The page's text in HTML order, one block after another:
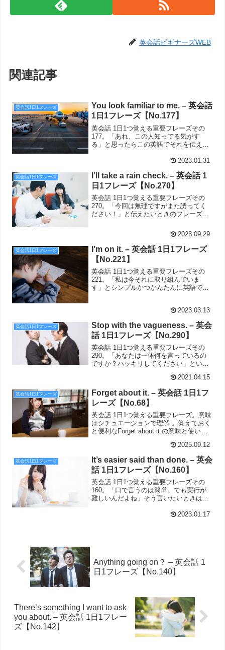
英会話ビギナーズWEB
関連記事
英会話1日1フレーズ
You look familiar to me. – 英会話
1日1フレーズ【No.177】
英会話 1日1つ覚える重要フレーズその
177。「あれ、この人知ってる気がす
る」と思ったらこの英語でそれを伝えよ
2023.01.31
英会話1日1フレーズ
I’ll take a rain check. – 英会話 1
日1フレーズ【No.270】
英会話 1日1つ覚える重要フレーズその
270。「今回は無理ですがまた誘ってく
ださい！」と伝えたいときのフレーズが
2023.09.29
英会話1日1フレーズ
I’m on it. – 英会話 1日1フレーズ
【No.221】
英会話 1日1つ覚える重要フレーズその
221。「私は今それに取り組んでいま
す」とシンプルかつかんたんに英語で言
2023.03.13
英会話1日1フレーズ
Stop with the vagueness. – 英会
話 1日1フレーズ【No.290】
英会話 1日1つ覚える重要フレーズその
290。「あなたは一体何を言っているの
ですか？ハッキリしてください」という
2021.04.15
英会話1日1フレーズ
Forget about it. – 英会話 1日1フ
レーズ【No.68】
英会話 1日1つ覚える重要フレーズ。意味
はシチュエーションで理解 。覚えておく
と便利なForget about it.の意味と使い方
2025.09.12
英会話1日1フレーズ
It’s easier said than done. – 英会
話 1日1フレーズ【No.160】
英会話 1日1つ覚える重要フレーズその
160。「口で言うのは簡単。でも実行が
難しいんだよね」そう言いたいときはこ
2023.01.17
Anything going on？ – 英会話 1
日1フレーズ【No.140】
There’s something I want to ask
you about. – 英会話 1日1フレー
ズ【No.142】